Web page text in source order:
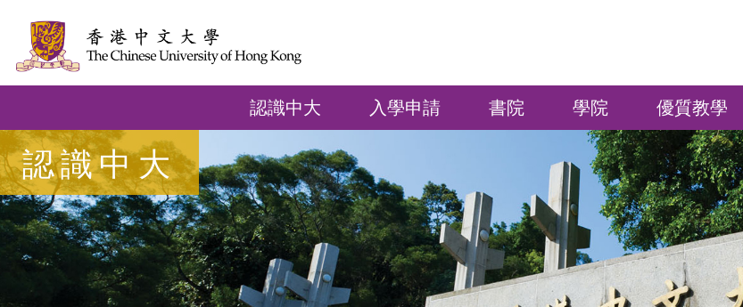
認識中大 入學申請 書院 學院 優質教學
認識中大